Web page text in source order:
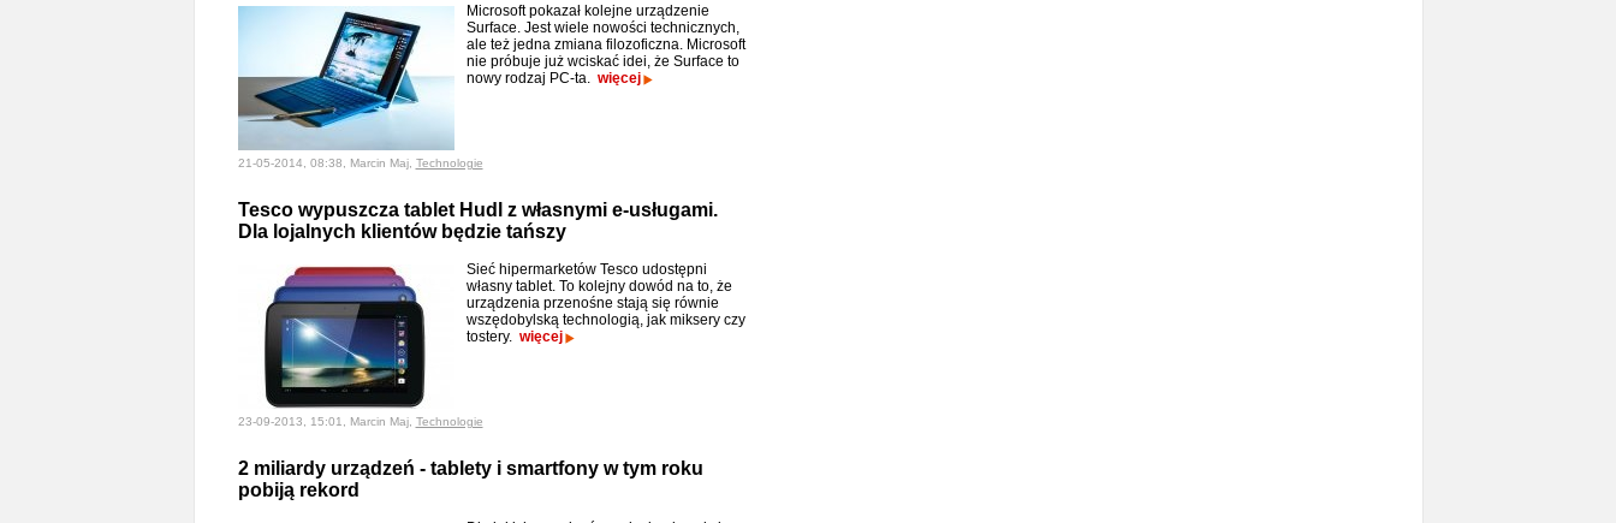
Microsoft pokazał kolejne urządzenie
Surface. Jest wiele nowości technicznych,
ale też jedna zmiana filozoficzna. Microsoft
nie próbuje już wciskać idei, że Surface to
nowy rodzaj PC-ta. więcej
21-05-2014, 08:38, Marcin Maj, Technologie
Tesco wypuszcza tablet Hudl z własnymi e-usługami.
Dla lojalnych klientów będzie tańszy
Sieć hipermarketów Tesco udostępni
własny tablet. To kolejny dowód na to, że
urządzenia przenośne stają się równie
wszędobylską technologią, jak miksery czy
tostery. więcej
23-09-2013, 15:01, Marcin Maj, Technologie
2 miliardy urządzeń - tablety i smartfony w tym roku
pobiją rekord